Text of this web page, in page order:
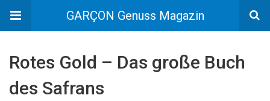
GARÇON Genuss Magazin
Rotes Gold – Das große Buch
des Safrans